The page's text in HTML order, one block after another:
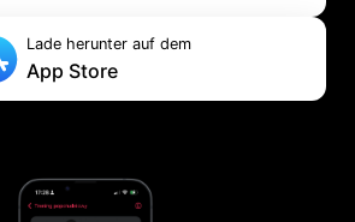
Lade herunter auf dem
App Store